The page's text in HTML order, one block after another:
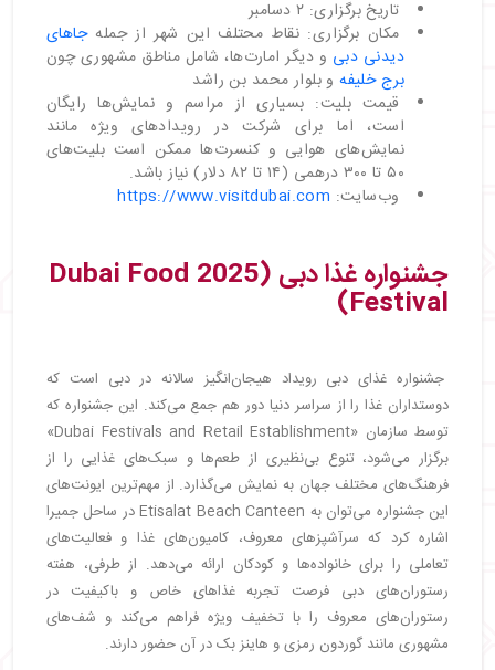
تاریخ برگزاری: ۲ دسامبر
مکان برگزاری: نقاط محتلف این شهر از جملهجاهای
دیدنی دبی و دیگر امارت‌ها، شامل مناطق مشهوری چون
برج خلیفهو بلوار محمد بن راشد
قیمت بلیت: بسیاری از مراسم و نمایش‌ها رایگان
است، اما برای شرکت در رویدادهای ویژه مانند
نمایش‌های هوایی و کنسرت‌ها ممکن است بلیت‌های
۵۰ تا ۳۰۰ درهمی (۱۴ تا ۸۲ دلار) نیاز باشد.
وب‌سایت: https://www.visitdubai.com
جشنواره غذا دبی (2025 Dubai Food
Festival)
جشنواره غذای دبی رویداد هیجان‌انگیز سالانه در دبی است که
دوستداران غذا را از سراسر دنیا دور هم جمع می‌کند. این جشنواره که
توسط سازمان «Dubai Festivals and Retail Establishment»
برگزار می‌شود، تنوع بی‌نظیری از طعم‌ها و سبک‌های غذایی را از
فرهنگ‌های مختلف جهان به نمایش می‌گذارد. از مهم‌ترین ایونت‌های
این جشنواره می‌توان به Etisalat Beach Canteen در ساحل جمیرا
اشاره کرد که سرآشپزهای معروف، کامیون‌های غذا و فعالیت‌های
تعاملی را برای خانواده‌ها و کودکان ارائه می‌دهد. از طرفی، هفته
رستوران‌های دبی فرصت تجربه غذاهای خاص و باکیفیت در
رستوران‌های معروف را با تخفیف ویژه فراهم می‌کند و شف‌های
مشهوری مانند گوردون رمزی و هاینز بک در آن حضور دارند.